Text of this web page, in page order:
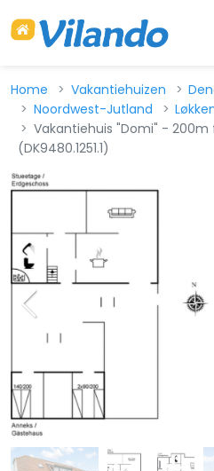
Home Vakantiehuizen
Noordwest-Jutland
Vakantiehuis "Domi" -
(DK9480.1251.1)